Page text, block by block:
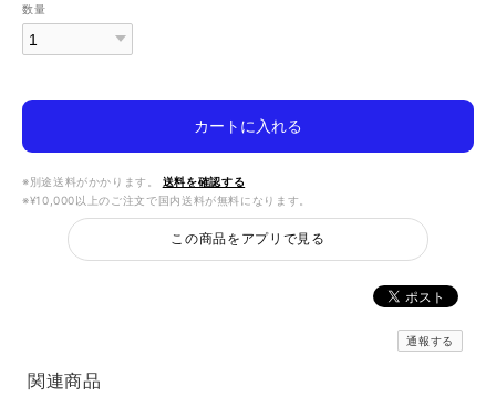
数量
カートに入れる
※別途送料がかかります。
送料を確認する
※¥10,000以上のご注文で国内送料が無料になります。
この商品をアプリで見る
通報する
関連商品